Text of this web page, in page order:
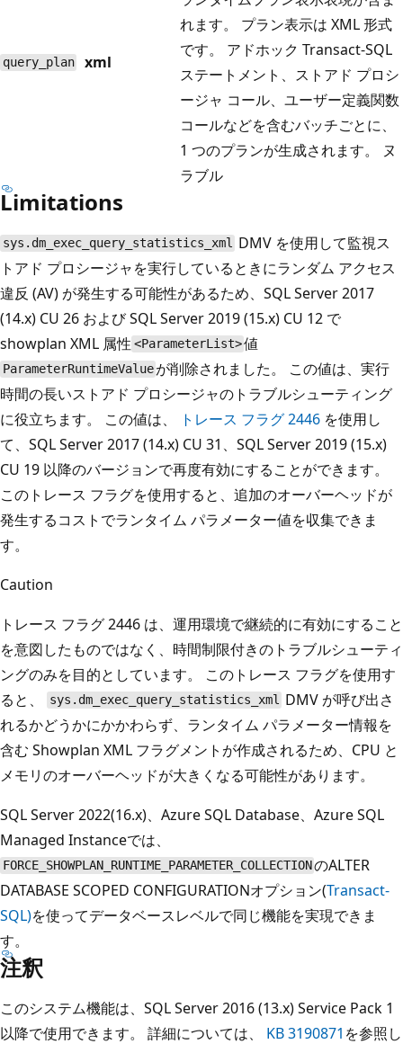
query_plan xml
れます。 プラン表示は XML 形式
です。 アドホック Transact-SQL
ステートメント、ストアド プロシ
ージャ コール、ユーザー定義関数
コールなどを含むバッチごとに、
1 つのプランが生成されます。 ヌ
ラブル
Limitations
sys.dm_exec_query_statistics_xml DMV を使用して監視ス
トアド プロシージャを実行しているときにランダム アクセス
違反 (AV) が発生する可能性があるため、SQL Server 2017
(14.x) CU 26 および SQL Server 2019 (15.x) CU 12 で
showplan XML 属性 <ParameterList>値
ParameterRuntimeValue が削除されました。 この値は、実行
時間の長いストアド プロシージャのトラブルシューティング
に役立ちます。 この値は、
トレース フラグ 2446 を使用し
て、SQL Server 2017 (14.x) CU 31、SQL Server 2019 (15.x)
CU 19 以降のバージョンで再度有効にすることができます。
このトレース フラグを使用すると、追加のオーバーヘッドが
発生するコストでランタイム パラメーター値を収集できま
す。
Caution
トレース フラグ 2446 は、運用環境で継続的に有効にすること
を意図したものではなく、時間制限付きのトラブルシューティ
ングのみを目的としています。 このトレース フラグを使用す
ると、
sys.dm_exec_query_statistics_xml DMV が呼び出さ
れるかどうかにかかわらず、ランタイム パラメーター情報を
含む Showplan XML フラグメントが作成されるため、CPU と
メモリのオーバーヘッドが大きくなる可能性があります。
SQL Server 2022(16.x)、Azure SQL Database、Azure SQL
Managed Instanceでは、
FORCE_SHOWPLAN_RUNTIME_PARAMETER_COLLECTIONのALTER
DATABASE SCOPED CONFIGURATIONオプション(Transact-
SQL)を使ってデータベースレベルで同じ機能を実現できま
す。
注釈
このシステム機能は、SQL Server 2016 (13.x) Service Pack 1
以降で使用できます。 詳細については、 KB 3190871 を参照し